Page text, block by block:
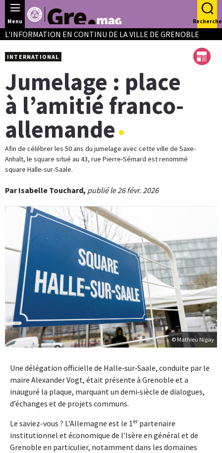
Panneau de gestion des cookies
Menu Recherche
L'INFORMATION EN CONTINU DE LA VILLE DE GRENOBLE
© Mathieu Nigay
Jumelage : place
à l’amitié franco-
allemande
Afin de célébrer les 50 ans du jumelage avec cette ville de Saxe-
Anhalt, le square situé au 43, rue Pierre-Sémard est renommé
square Halle-sur-Saale.
INTERNATIONAL
Par Isabelle Touchard, publié le 26 févr. 2026
Une délégation officielle de Halle‑sur‑Saale, conduite par le
maire Alexander Vogt, était présente à Grenoble et a
inauguré la plaque, marquant un demi‑siècle de dialogues,
d’échanges et de projets communs.
Le saviez-vous ? L’Allemagne est le 1er partenaire
institutionnel et économique de l’Isère en général et de
Grenoble en particulier, notamment dans les domaines